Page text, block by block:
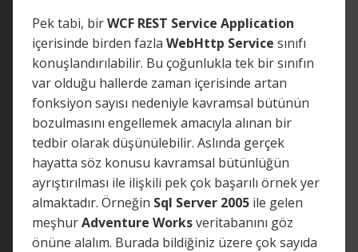
Pek tabi, birWCF REST Service Application
içerisinde birden fazla WebHttp Service sınıfı
konuşlandırılabilir. Bu çoğunlukla tek bir sınıfın
var olduğu hallerde zaman içerisinde artan
fonksiyon sayısı nedeniyle kavramsal bütünün
bozulmasını engellemek amacıyla alınan bir
tedbir olarak düşünülebilir. Aslında gerçek
hayatta söz konusu kavramsal bütünlüğün
ayrıştırılması ile ilişkili pek çok başarılı örnek yer
almaktadır. Örneğin Sql Server 2005 ile gelen
meşhurAdventure Worksveritabanını göz
önüne alalım. Burada bildiğiniz üzere çok sayıda